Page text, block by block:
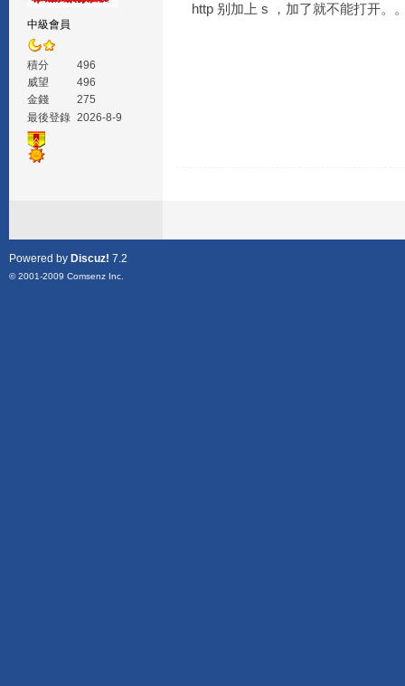
中級會員
積分
496
威望
496
金錢
275
最後登錄 2026-8-9
http 别加上 s ，加了就不能打开。
Powered by Discuz! 7.2
© 2001-2009 Comsenz Inc.